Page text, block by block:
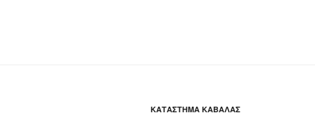
ΚΑΤΆΣΤΗΜΑ ΚΑΒΆΛΑΣ